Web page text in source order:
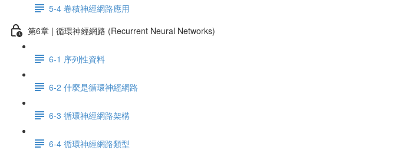
5-4 卷積神經網路應用
第6章 | 循環神經網路 (Recurrent Neural Networks)
6-1 序列性資料
6-2 什麼是循環神經網路
6-3 循環神經網路架構
6-4 循環神經網路類型